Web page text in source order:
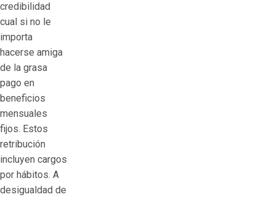
credibilidad
cual si no le
importa
hacerse amiga
de la grasa
pago en
beneficios
mensuales
fijos. Estos
retribución
incluyen cargos
por hábitos. A
desigualdad de